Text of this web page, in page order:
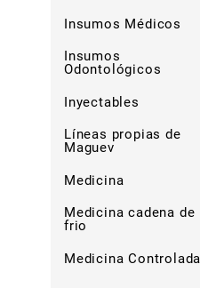
Insumos Médicos
Insumos
Odontológicos
Inyectables
Líneas propias de
Maguev
Medicina
Medicina cadena de
frio
Medicina Controlada